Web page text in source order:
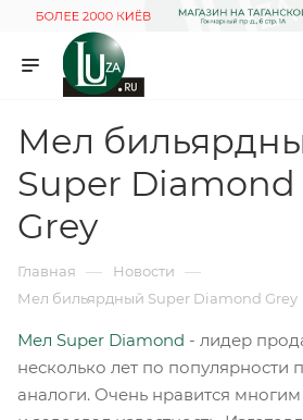
Мел
Super Diamond
Grey
Главная — Новости —
Мел бильярдный Super Diamond Grey
Мел Super Diamond - лидер
несколько лет по популярности
аналоги. Очень нравится